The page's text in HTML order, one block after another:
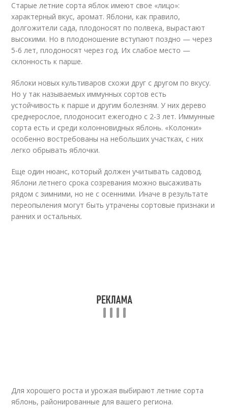
Старые летние сорта яблок имеют свое «лицо»:
характерный вкус, аромат. Яблони, как правило,
долгожители сада, плодоносят по полвека, вырастают
высокими. Но в плодоношение вступают поздно — через
5-6 лет, плодоносят через год. Их слабое место —
склонность к парше.
Яблоки новых культиваров схожи друг с другом по вкусу.
Но у так называемых иммунных сортов есть
устойчивость к парше и другим болезням. У них дерево
среднерослое, плодоносит ежегодно с 2-3 лет. Иммунные
сорта есть и среди колонновидных яблонь. «Колонки»
особенно востребованы на небольших участках, с них
легко обрывать яблочки.
Еще один нюанс, который должен учитывать садовод.
Яблони летнего срока созревания можно высаживать
рядом с зимними, но не с осенними. Иначе в результате
переопыления могут быть утрачены сортовые признаки и
ранних и остальных.
Для хорошего роста и урожая выбирают летние сорта
яблонь, районированные для вашего региона.